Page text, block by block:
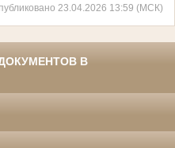
23.04.2026 13:59 (МСК)
В